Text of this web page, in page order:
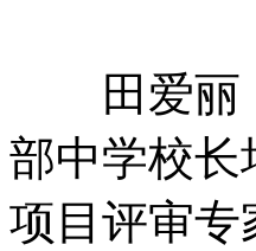
田爱丽
部中学校长
项目评审专